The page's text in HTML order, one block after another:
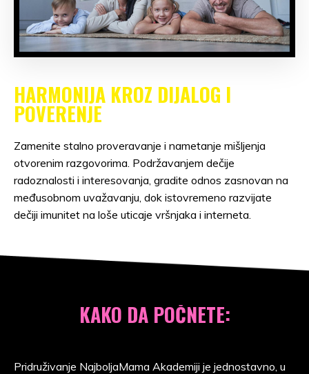
HARMONIJA KROZ DIJALOG I
POVERENJE
Zamenite stalno proveravanje i nametanje mišljenja
otvorenim razgovorima. Podržavanjem dečije
radoznalosti i interesovanja, gradite odnos zasnovan na
međusobnom uvažavanju, dok istovremeno razvijate
dečiji imunitet na loše uticaje vršnjaka i interneta.
KAKO DA POČNETE:
Pridruživanje NajboljaMama Akademiji je jednostavno, u